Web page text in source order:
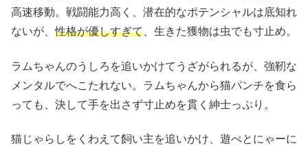
高速移動。戦闘能力高く、潜在的なポテンシャルは底知れ
ないが、性格が優しすぎて 、生きた獲物は虫でも寸止め。
ラムちゃんのうしろを追いかけてうざがられるが、強靭な
メンタルでへこたれない。ラムちゃんから猫パンチを食ら
っても、決して手を出さず寸止めを貫く紳士っぷり。
猫じゃらしをくわえて飼い主を追いかけ、遊べとにゃーに